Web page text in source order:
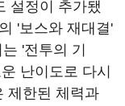
설정이 추가됐
'보스와 재대결'
'전투의 기
난이도로 다시
제한된 체력과